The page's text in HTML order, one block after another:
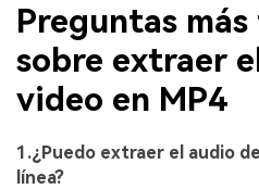
Preguntas
sobre extraer
video en MP4
1.¿Puedo extraer el audio
línea?